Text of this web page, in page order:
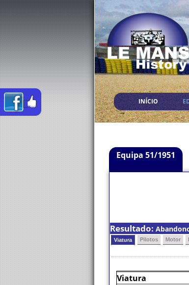
INÍCIO
Equipa 51/1951
Resultado:
Viatura Pilotos Motor
Viatura